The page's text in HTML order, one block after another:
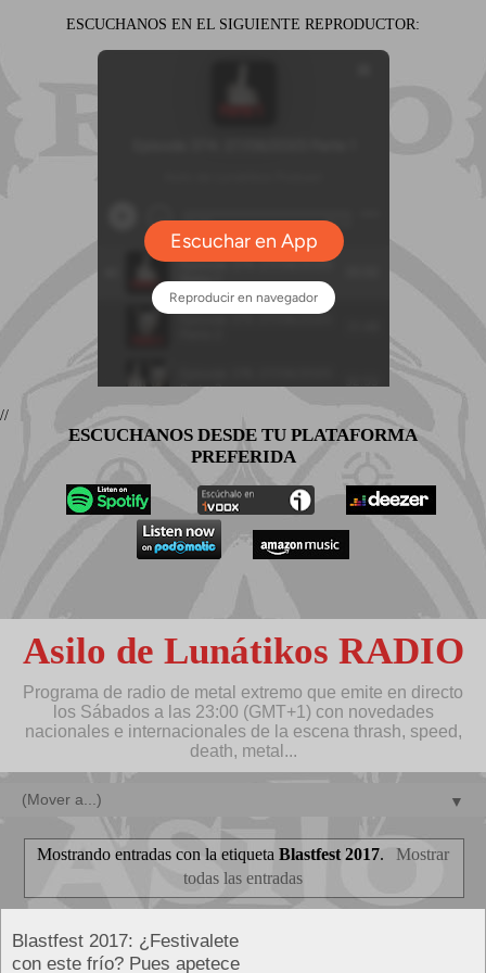
ESCUCHANOS EN EL SIGUIENTE REPRODUCTOR:
//
ESCUCHANOS DESDE TU PLATAFORMA
PREFERIDA
Asilo de Lunátikos RADIO
Programa de radio de metal extremo que emite en directo
los Sábados a las 23:00 (GMT+1) con novedades
nacionales e internacionales de la escena thrash, speed,
death, metal...
▼
Mostrando entradas con la etiquetaBlastfest 2017.
Mostrar
todas las entradas
Blastfest 2017: ¿Festivalete
con este frío? Pues apetece